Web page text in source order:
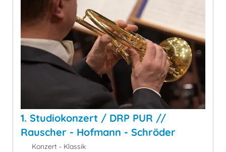
1. Studiokonzert / DRP PUR //
Rauscher - Hofmann - Schröder
Konzert - Klassik